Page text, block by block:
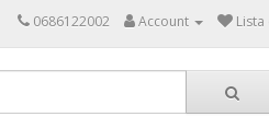
0686122002 Account